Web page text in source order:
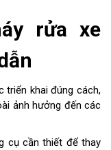
rửa xe
triển khai đúng cách,
ảnh hưởng đến các
cụ cần thiết để thay